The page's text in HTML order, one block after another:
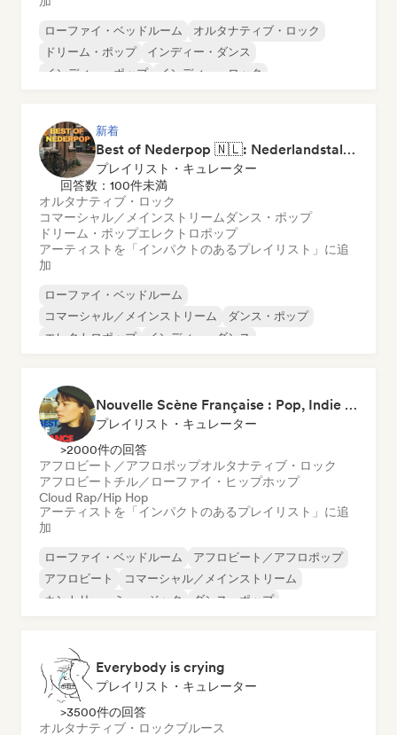
ローファイ・ベッドルーム
オルタナティブ・ロック
ドリーム・ポップ
インディー・ダンス
インディー・ポップ
インディー・ロック
新着
Best of Nederpop 🇳🇱: Nederlandstalige Pop & Hollandse Hits
プレイリスト・キュレーター
回答数：100件未満
オルタナティブ・ロック
コマーシャル／メインストリーム ダンス・ポップ
ドリーム・ポップエレクトロポップ
アーティストを「インパクトのあるプレイリスト」に追
加
ローファイ・ベッドルーム
コマーシャル／メインストリーム
ダンス・ポップ
エレクトロポップ
インディー・ダンス
Nouvelle Scène Française : Pop, Indie & Chanson Émergente
プレイリスト・キュレーター
>2000件の回答
アフロビート／アフロポップオルタナティブ・ロック
アフロビート チル／ローファイ・ヒップホップ
Cloud Rap/Hip Hop
アーティストを「インパクトのあるプレイリスト」に追
加
ローファイ・ベッドルーム
アフロビート／アフロポップ
アフロビート
コマーシャル／メインストリーム
カントリー・ミュージック
ダンス・ポップ
Everybody is crying
プレイリスト・キュレーター
>3500件の回答
オルタナティブ・ロックブルース